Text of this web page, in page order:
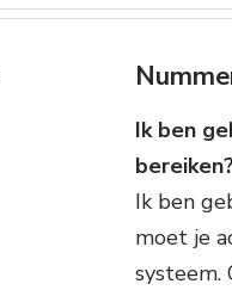
Ik ben
Ik ben
moet je
systeem.